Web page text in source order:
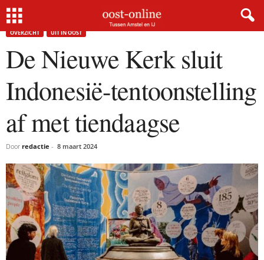
Home De Nieuwe Kerk sluit Indonesië-tentoonstelling af met tiendaagse
OVERZICHT UIT IN OOST
De Nieuwe Kerk sluit
Indonesië-tentoonstelling
af met tiendaagse
Door redactie - 8 maart 2024
×
Gratis NieuwsMail
E-MAIL
Postcode
Met de inschrijving accepteer ik de
privacyverklaring.